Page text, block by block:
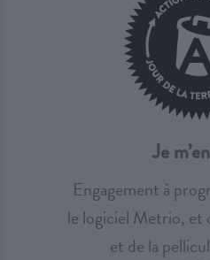
Je
Engagement à
le logiciel Metrio,
et de la